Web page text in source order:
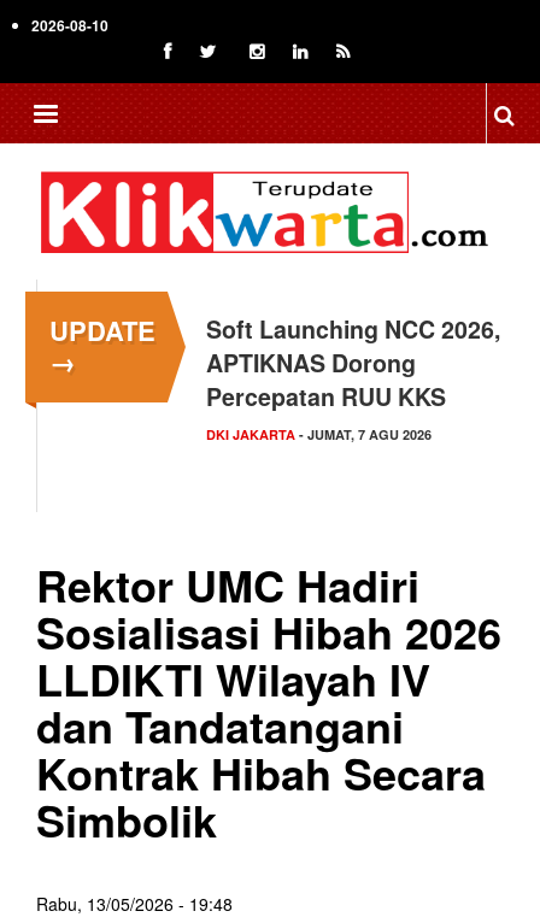
to
content
2026-08-10
UPDATE
→
Menkop Bawa Semangat
Koperasi ke Festival
Lembah Baliem Wamena
NASIONAL- JUMAT, 7 AGU 2026
Rektor UMC Hadiri
Sosialisasi Hibah 2026
LLDIKTI Wilayah IV
dan Tandatangani
Kontrak Hibah Secara
Simbolik
Rabu, 13/05/2026 - 19:48